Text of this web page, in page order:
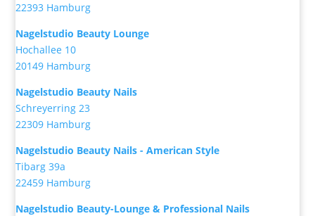
22393 Hamburg
Nagelstudio Beauty Lounge
Hochallee 10
20149 Hamburg
Nagelstudio Beauty Nails
Schreyerring 23
22309 Hamburg
Nagelstudio Beauty Nails - American Style
Tibarg 39a
22459 Hamburg
Nagelstudio Beauty-Lounge & Professional Nails